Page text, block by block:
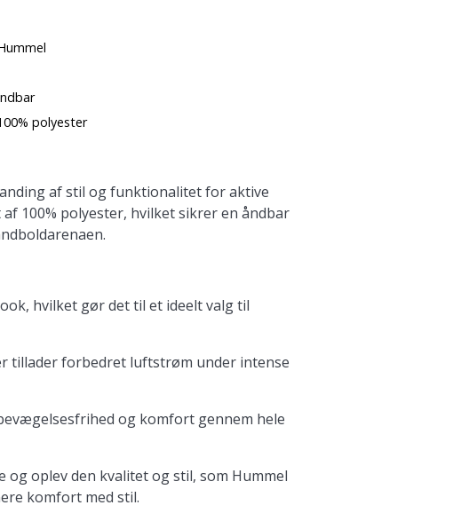
polyester
af stil og funktionalitet for aktive
100% polyester, hvilket sikrer en åndbar
hvilket gør det til et ideelt valg til
tillader forbedret luftstrøm under intense
og komfort gennem hele
oplev den kvalitet og stil, som Hummel
komfort med stil.